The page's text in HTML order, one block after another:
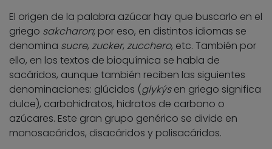
El origen de la palabra azúcar hay que buscarlo en el
griego sakcharon; por eso, en distintos idiomas se
denomina sucre, zucker, zucchero, etc. También por
ello, en los textos de bioquímica se habla de
sacáridos, aunque también reciben las siguientes
denominaciones: glúcidos (glykýsen griego significa
dulce), carbohidratos, hidratos de carbono o
azúcares. Este gran grupo genérico se divide en
monosacáridos, disacáridos y polisacáridos.